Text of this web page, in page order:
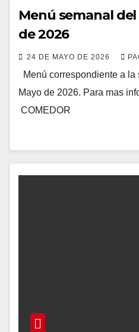
Menú semanal del
de 2026
24 DE MAYO DE 2026
Menú correspondiente a
Mayo de 2026. Para mas
COMEDOR